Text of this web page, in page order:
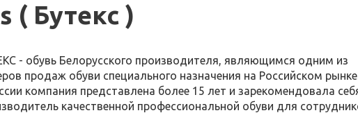
ПОДАРКИ ПРАЗДНИК
МИЛИТАРИ ЦВЕТ АКЦИЯ
( Бутекс )
- обувь Белорусского производителя, являющимся одним из
продаж обуви специального назначения на Российском
компания представлена более 15 лет и зарекомендовала
качественной профессиональной обуви для